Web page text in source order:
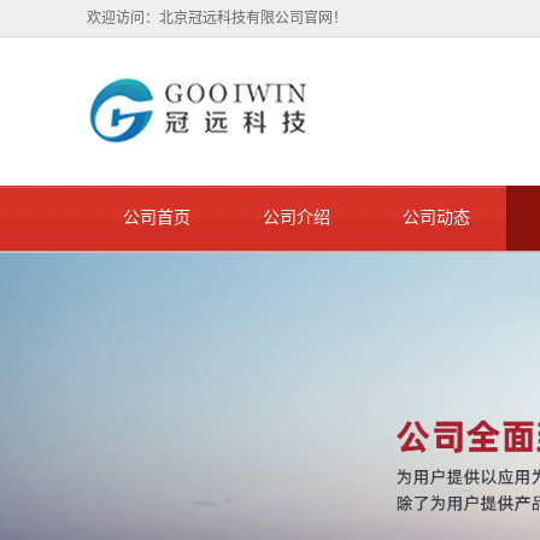
欢迎访问：北京冠远科技有限公司官网！
公司首页 公司介绍 公司动态